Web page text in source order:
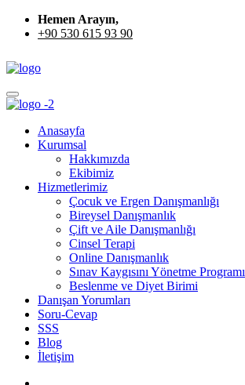
Hemen Arayın,
+90 530 615 93 90
Anasayfa
Kurumsal
Hakkımızda
Ekibimiz
Hizmetlerimiz
Çocuk ve Ergen Danışmanlığı
Bireysel Danışmanlık
Çift ve Aile Danışmanlığı
Cinsel Terapi
Online Danışmanlık
Sınav Kaygısını Yönetme Programı
Beslenme ve Diyet Birimi
Danışan Yorumları
Soru-Cevap
SSS
Blog
İletişim